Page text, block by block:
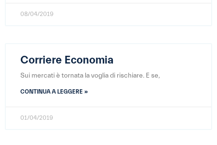
08/04/2019
Corriere Economia
Sui mercati è tornata la voglia di rischiare. E se,
CONTINUA A LEGGERE »
01/04/2019